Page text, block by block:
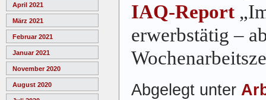
April 2021
März 2021
Februar 2021
Januar 2021
November 2020
August 2020
IAQ-Report
erwerbstätig –
Abgelegt unter